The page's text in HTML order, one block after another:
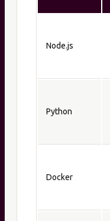
Node.js
Python
Docker